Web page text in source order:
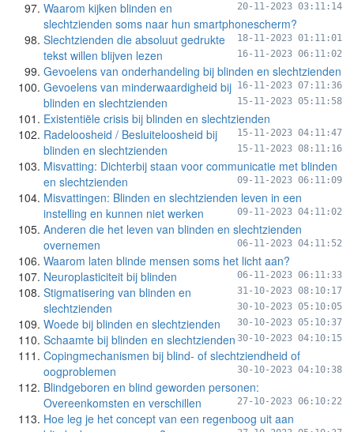
20-11-2023 03:11:14
Waarom kijken blinden en
slechtzienden soms naar hun smartphonescherm?
18-11-2023 01:11:01
Slechtzienden die absoluut gedrukte
tekst willen blijven lezen
16-11-2023 06:11:02
Gevoelens van onderhandeling bij blinden en slechtzienden
16-11-2023 07:11:36
Gevoelens van minderwaardigheid bij
blinden en slechtzienden
15-11-2023 05:11:58
Existentiële crisis bij blinden en slechtzienden
15-11-2023 04:11:47
Radeloosheid / Besluiteloosheid bij
blinden en slechtzienden
15-11-2023 08:11:16
Misvatting: Dichterbij staan voor communicatie met blinden
en slechtzienden
09-11-2023 06:11:09
Misvattingen: Blinden en slechtzienden leven in een
instelling en kunnen niet werken
09-11-2023 04:11:02
Anderen die het leven van blinden en slechtzienden
overnemen
06-11-2023 04:11:52
Waarom laten blinde mensen soms het licht aan?
06-11-2023 06:11:33
Neuroplasticiteit bij blinden
31-10-2023 08:10:17
Stigmatisering van blinden en
slechtzienden
30-10-2023 05:10:05
Woede bij blinden en slechtzienden 30-10-2023 05:10:37
Schaamte bij blinden en slechtzienden 30-10-2023 04:10:15
Copingmechanismen bij blind- of slechtziendheid of
oogproblemen
30-10-2023 04:10:38
Blindgeboren en blind geworden personen:
Overeenkomsten en verschillen
27-10-2023 06:10:22
Hoe leg je het concept van een regenboog uit aan